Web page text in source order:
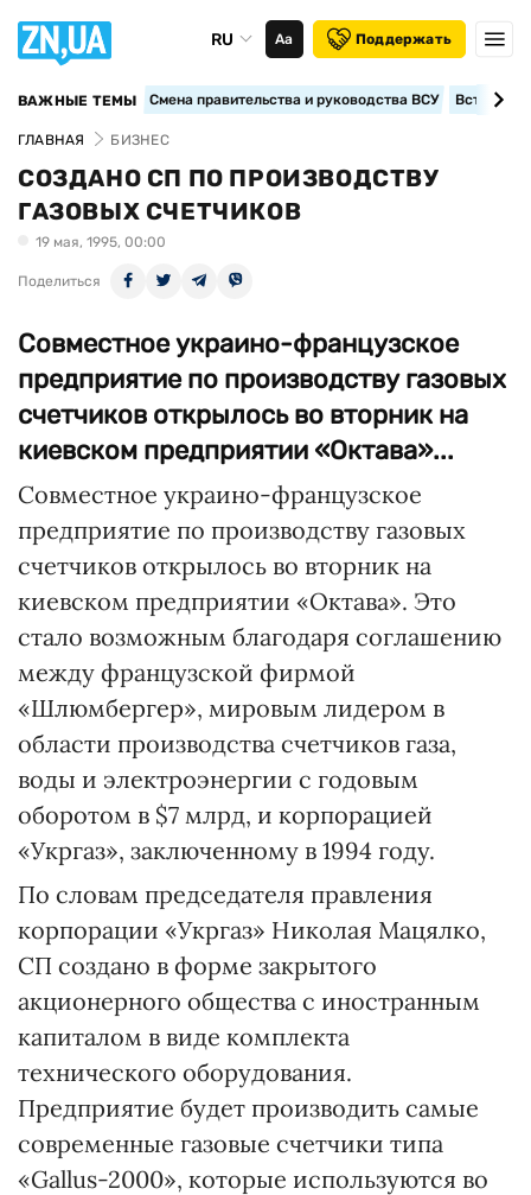
RU Аа Поддержать
ВАЖНЫЕ ТЕМЫ Смена правительства и руководства ВСУ
ГЛАВНАЯ БИЗНЕС
СОЗДАНО СП ПО ПРОИЗВОДСТВУ
ГАЗОВЫХ СЧЕТЧИКОВ
19 мая, 1995, 00:00
Поделиться
Совместное украино-французское
предприятие по производству газовых
счетчиков открылось во вторник на
киевском предприятии «Октава»...
Совместное украино-французское
предприятие по производству газовых
счетчиков открылось во вторник на
киевском предприятии «Октава». Это
стало возможным благодаря соглашению
между французской фирмой
«Шлюмбергер», мировым лидером в
области производства счетчиков газа,
воды и электроэнергии с годовым
оборотом в $7 млрд, и корпорацией
«Укргаз», заключенному в 1994 году.
По словам председателя правления
корпорации «Укргаз» Николая Мацялко,
СП создано в форме закрытого
акционерного общества с иностранным
капиталом в виде комплекта
технического оборудования.
Предприятие будет производить самые
современные газовые счетчики типа
«Gallus-2000», которые используются во